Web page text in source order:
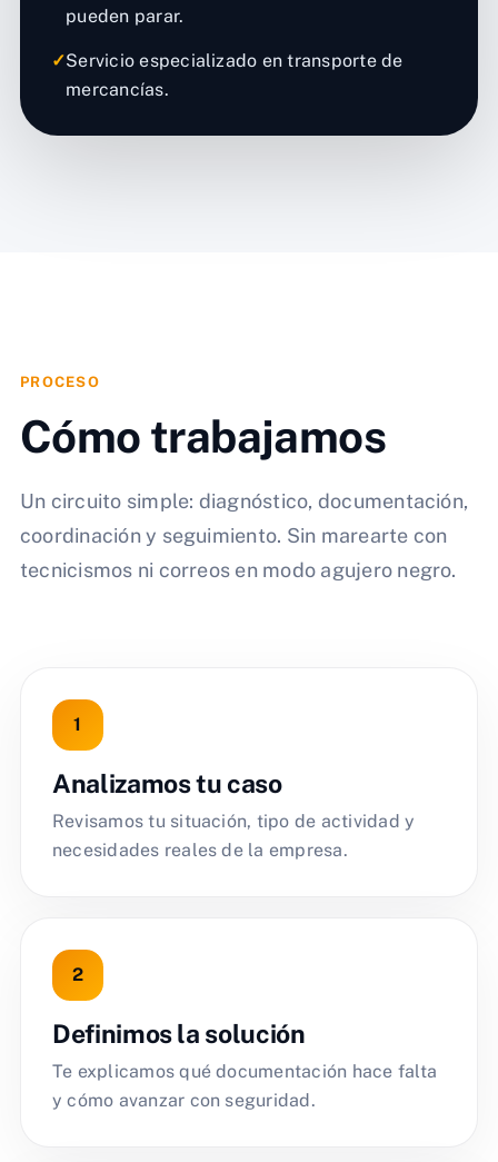
pueden parar.
✓Servicio especializado en transporte de
mercancías.
PROCESO
Cómo trabajamos
Un circuito simple: diagnóstico, documentación,
coordinación y seguimiento. Sin marearte con
tecnicismos ni correos en modo agujero negro.
Analizamos tu caso
Revisamos tu situación, tipo de actividad y
necesidades reales de la empresa.
Definimos la solución
Te explicamos qué documentación hace falta
y cómo avanzar con seguridad.